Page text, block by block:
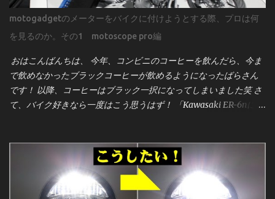
motogadgetのメーターをバイクに付けようとする際、プロは何
を見るのか。その1 motoscope pro編
おはこんばんちは、 今年、コンビニのコーヒーを飲んだら、今ま
で飲めなかったブラックコーヒーが飲めるようになったばらさん
です！ 以降、コーヒーはブラック一択になってしまいました笑 さ
て、バイク好きなら一度はこう思うはず！ 「Kawasaki ER-6nにモ
てカスタム感を高めるこのメーターは、世界中のビルダーやライ
ダーに人気です。しかし、取り付けは決して「ポン付け」ではあ
りません。プロが作業前に何を確認し、どう準備するのかを、実
際の配線図とサービスマニュアルをもとに詳しく解説していきま